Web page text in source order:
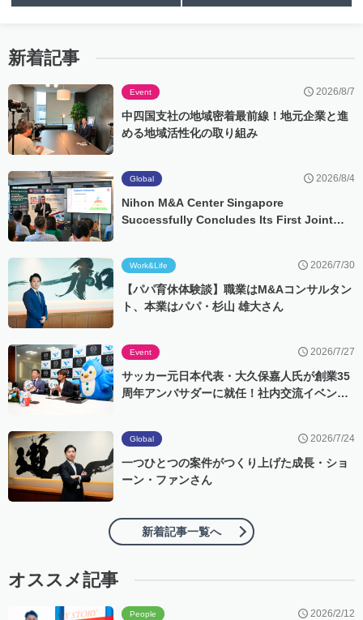
新着記事
Event 2026/8/7
中四国支社の地域密着最前線！地元企業と進
める地域活性化の取り組み
Global 2026/8/4
Nihon M&A Center Singapore
Successfully Concludes Its First Joint
Work&Life 2026/7/30
【パパ育休体験談】職業はM&Aコンサルタン
ト、本業はパパ・杉山 雄大さん
Event 2026/7/27
サッカー元日本代表・大久保嘉人氏が創業35
周年アンバサダーに就任！社内交流イベント
Global 2026/7/24
一つひとつの案件がつくり上げた成長・ショ
ーン・ファンさん
新着記事一覧へ
オススメ記事
People 2026/2/12